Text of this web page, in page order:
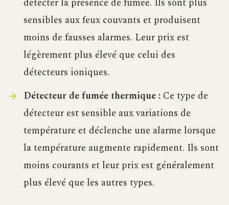
détecter la présence de fumée. Ils sont plus
sensibles aux feux couvants et produisent
moins de fausses alarmes. Leur prix est
légèrement plus élevé que celui des
détecteurs ioniques.
Détecteur de fumée thermique :Ce type de
détecteur est sensible aux variations de
température et déclenche une alarme lorsque
la température augmente rapidement. Ils sont
moins courants et leur prix est généralement
plus élevé que les autres types.